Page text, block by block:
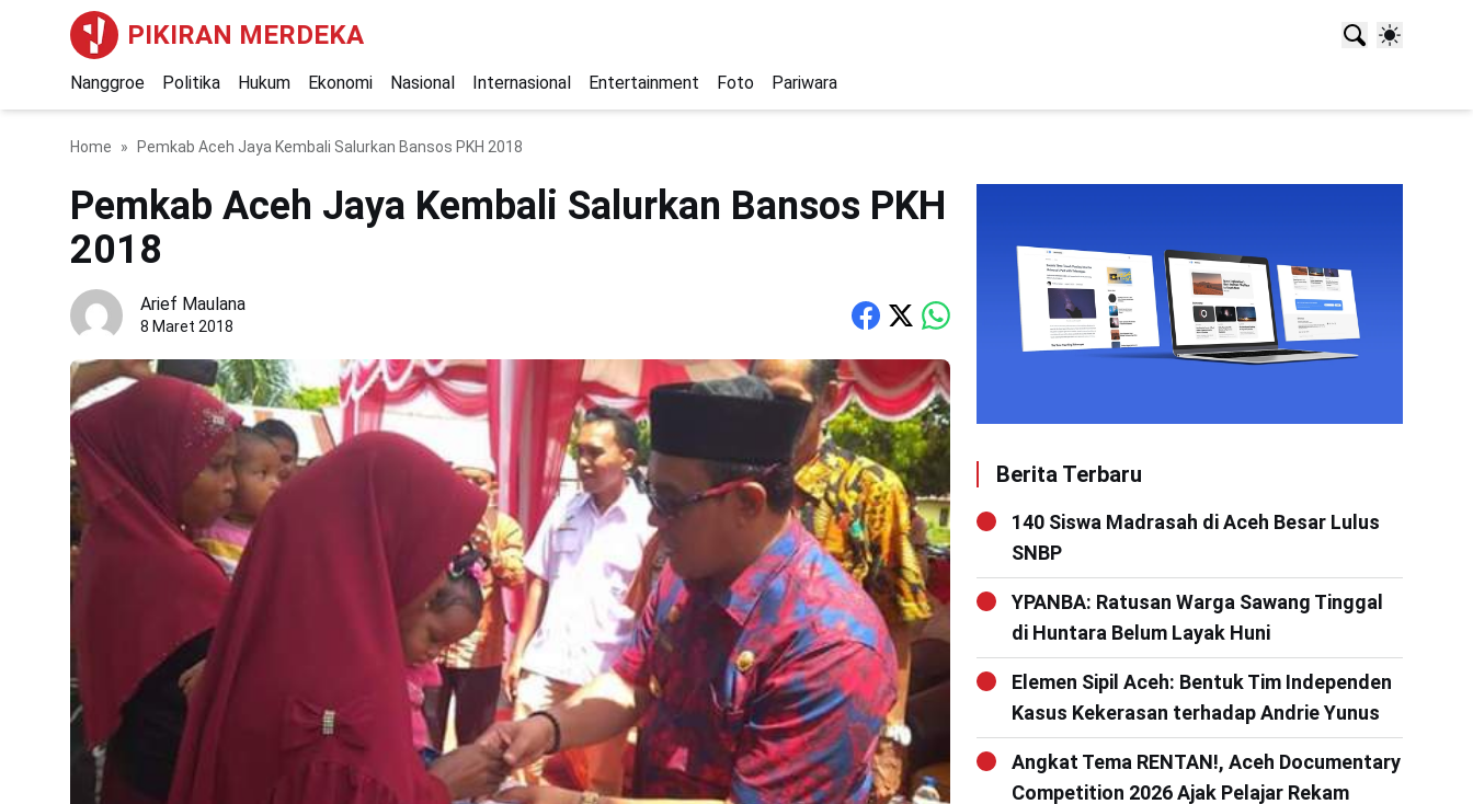
PIKIRAN MERDEKA
Nanggroe Politika Hukum Ekonomi Nasional Internasional Entertainment Foto Pariwara
Home Pemkab Aceh Jaya Kembali Salurkan Bansos PKH 2018
Pemkab Aceh Jaya Kembali Salurkan Bansos PKH
2018
Arief Maulana
8 Maret 2018
Berita Terbaru
140 Siswa Madrasah di Aceh Besar Lulus
SNBP
YPANBA: Ratusan Warga Sawang Tinggal
di Huntara Belum Layak Huni
Elemen Sipil Aceh: Bentuk Tim Independen
Kasus Kekerasan terhadap Andrie Yunus
Angkat Tema RENTAN!, Aceh Documentary
Competition 2026 Ajak Pelajar Rekam